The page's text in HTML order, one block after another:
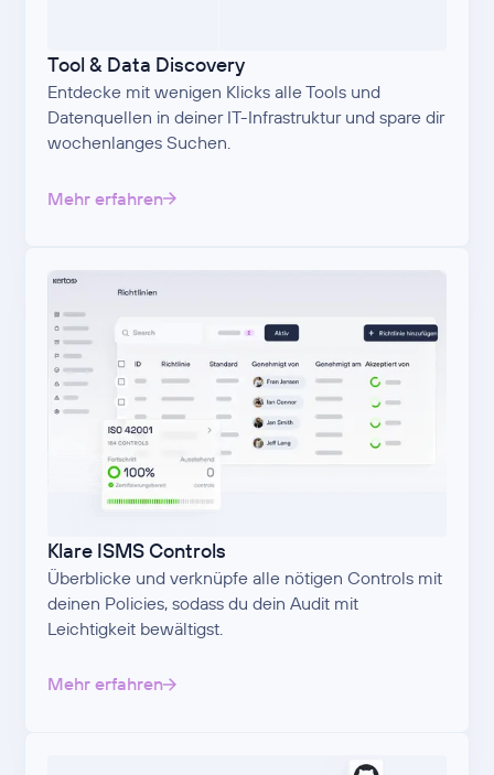
Tool & Data Discovery
Entdecke mit wenigen Klicks alle Tools und
Datenquellen in deiner IT-Infrastruktur und spare dir
wochenlanges Suchen.
Mehr erfahren
Klare ISMS Controls
Überblicke und verknüpfe alle nötigen Controls mit
deinen Policies, sodass du dein Audit mit
Leichtigkeit bewältigst.
Mehr erfahren